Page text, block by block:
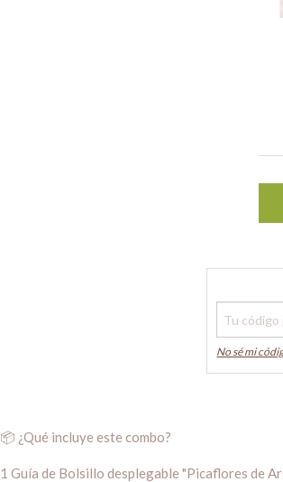
No sé mi
📦 ¿Qué incluye este combo?
1 Guía de Bolsillo desplegable "Picaflores de